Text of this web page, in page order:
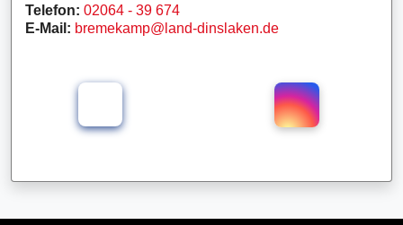
Telefon: 02064 - 39 674
E-Mail: bremekamp@land-dinslaken.de